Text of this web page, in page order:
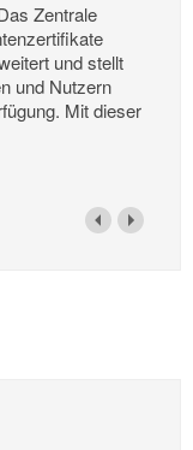
Zentrale
und stellt
und Nutzern
Mit dieser